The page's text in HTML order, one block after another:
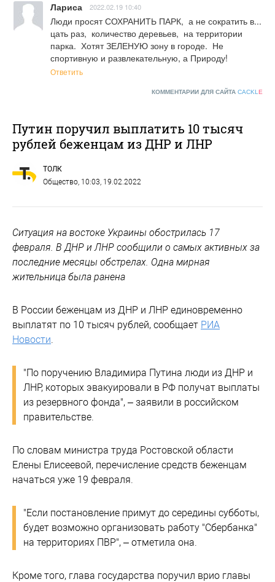
Лариса 2022.02.19 10:40
Люди просят СОХРАНИТЬ ПАРК,  а не сократить в...
цать раз,  количество деревьев,  на территории
парка.  Хотят ЗЕЛЕНУЮ зону в городе.  Не
спортивную и развлекательную, а Природу!
Ответить
КОММЕНТАРИИ ДЛЯ САЙТА CACKL E
Путин поручил выплатить 10 тысяч
рублей беженцам из ДНР и ЛНР
ТОЛК
Общество, 10:03, 19.02.2022
Ситуация на востоке Украины обострилась 17
февраля. В ДНР и ЛНР сообщили о самых активных за
последние месяцы обстрелах. Одна мирная
жительница была ранена
В России беженцам из ДНР и ЛНР единовременно
выплатят по 10 тысяч рублей, сообщает РИА
Новости.
"По поручению Владимира Путина люди из ДНР и
ЛНР, которых эвакуировали в РФ получат выплаты
из резервного фонда", – заявили в российском
правительстве.
По словам министра труда Ростовской области
Елены Елисеевой, перечисление средств беженцам
начаться уже 19 февраля.
"Если постановление примут до середины субботы,
будет возможно организовать работу "Сбербанка"
на территориях ПВР", – отметила она.
Кроме того, глава государства поручил врио главы